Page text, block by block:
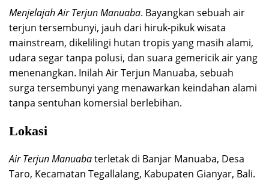
Menjelajah Air Terjun Manuaba. Bayangkan sebuah air
terjun tersembunyi, jauh dari hiruk-pikuk wisata
mainstream, dikelilingi hutan tropis yang masih alami,
udara segar tanpa polusi, dan suara gemericik air yang
menenangkan. Inilah Air Terjun Manuaba, sebuah
surga tersembunyi yang menawarkan keindahan alami
tanpa sentuhan komersial berlebihan.
Lokasi
Air Terjun Manuabaterletak di Banjar Manuaba, Desa
Taro, Kecamatan Tegallalang, Kabupaten Gianyar, Bali.